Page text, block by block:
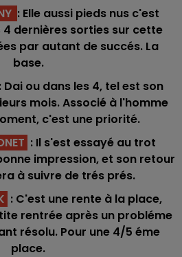
: Elle aussi pieds nus c'est
4 dernières sorties sur cette
par autant de succés. La
base.
: Dai ou dans les 4, tel est son
mois. Associé à l'homme
c'est une priorité.
: Il s'est essayé au trot
impression, et son retour
à suivre de trés prés.
: C'est une rente à la place,
rentrée après un probléme
résolu. Pour une 4/5 éme
place.